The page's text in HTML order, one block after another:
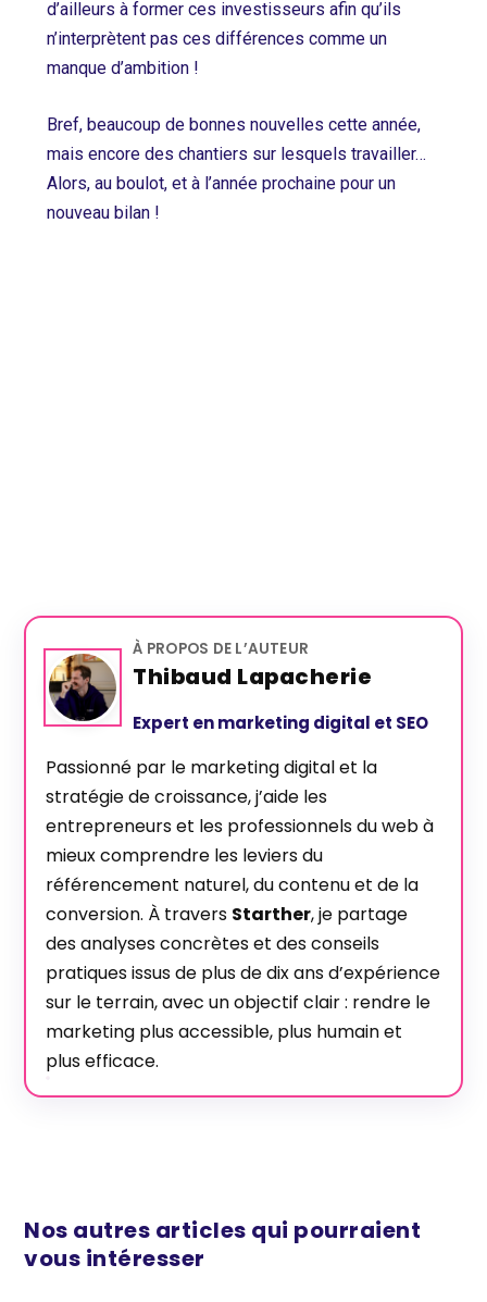
d’ailleurs à former ces investisseurs afin qu’ils
n’interprètent pas ces différences comme un
manque d’ambition !
Bref, beaucoup de bonnes nouvelles cette année,
mais encore des chantiers sur lesquels travailler…
Alors, au boulot, et à l’année prochaine pour un
nouveau bilan !
À PROPOS DE L’AUTEUR
Thibaud Lapacherie
Expert en marketing digital et SEO
Passionné par le marketing digital et la
stratégie de croissance, j’aide les
entrepreneurs et les professionnels du web à
mieux comprendre les leviers du
référencement naturel, du contenu et de la
conversion. À travers Starther, je partage
des analyses concrètes et des conseils
pratiques issus de plus de dix ans d’expérience
sur le terrain, avec un objectif clair : rendre le
marketing plus accessible, plus humain et
plus efficace.
Nos autres articles qui pourraient
vous intéresser